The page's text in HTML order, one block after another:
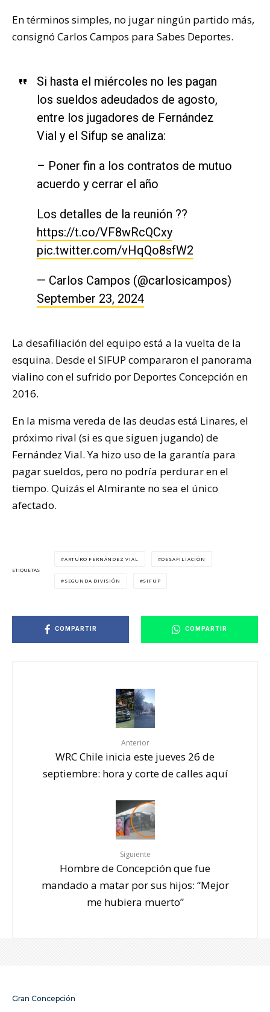
En términos simples, no jugar ningún partido más,
consignó Carlos Campos para Sabes Deportes.
Si hasta el miércoles no les pagan
los sueldos adeudados de agosto,
entre los jugadores de Fernández
Vial y el Sifup se analiza:
– Poner fin a los contratos de mutuo
acuerdo y cerrar el año
Los detalles de la reunión ??
https://t.co/VF8wRcQCxy
pic.twitter.com/vHqQo8sfW2
— Carlos Campos (@carlosicampos)
September 23, 2024
La desafiliación del equipo está a la vuelta de la
esquina. Desde el SIFUP compararon el panorama
vialino con el sufrido por Deportes Concepción en
2016.
En la misma vereda de las deudas está Linares, el
próximo rival (si es que siguen jugando) de
Fernández Vial. Ya hizo uso de la garantía para
pagar sueldos, pero no podría perdurar en el
tiempo. Quizás el Almirante no sea el único
afectado.
ETIQUETAS
ARTURO FERNÁNDEZ VIAL DESAFILIACIÓN
SEGUNDA DIVISIÓN SIFUP
COMPARTIR COMPARTIR
Anterior
WRC Chile inicia este jueves 26 de
septiembre: hora y corte de calles aquí
Siguiente
Hombre de Concepción que fue
mandado a matar por sus hijos: “Mejor
me hubiera muerto”
Gran Concepción